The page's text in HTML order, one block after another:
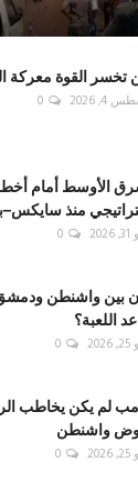
تخسر القوة معركة
4, 2026
0
الأوسط أمام
منذ
0
بين واشنطن
اللعبة؟
0
لم يكن يخاطب
واشنطن
0